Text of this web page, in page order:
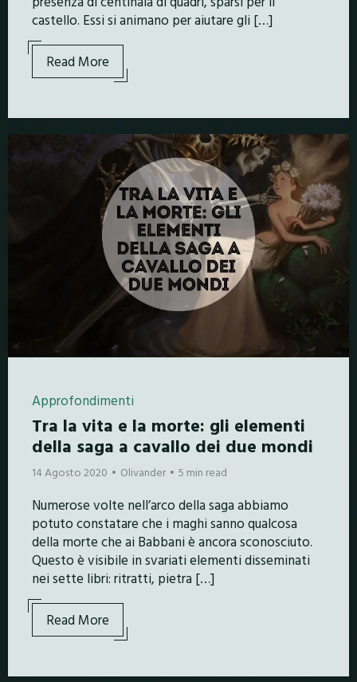
castello. Essi si animano per aiutare gli […]
Read More
Approfondimenti
Tra la vita e la morte: gli elementi
della saga a cavallo dei due mondi
14 Agosto 2020 Olivander 5 min read
Numerose volte nell’arco della saga abbiamo
potuto constatare che i maghi sanno qualcosa
della morte che ai Babbani è ancora sconosciuto.
Questo è visibile in svariati elementi disseminati
nei sette libri: ritratti, pietra […]
Read More